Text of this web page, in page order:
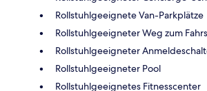
Rollstuhlgeeignete Van-Parkplätze
Rollstuhlgeeigneter Weg zum
Rollstuhlgeeigneter
Rollstuhlgeeigneter Pool
Rollstuhlgeeignetes Fitnesscenter